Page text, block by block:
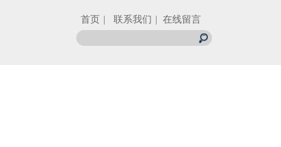
首页 | 联系我们 | 在线留言